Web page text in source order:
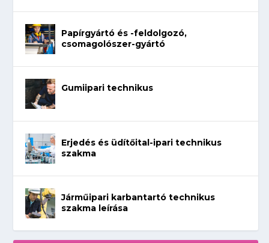
Papírgyártó és -feldolgozó,
csomagolószer-gyártó
Gumiipari technikus
Erjedés és üdítőital-ipari technikus
szakma
Járműipari karbantartó technikus
szakma leírása